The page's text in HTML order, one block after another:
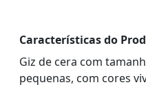
Características do
Giz de cera com
pequenas, com cores